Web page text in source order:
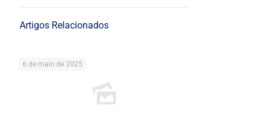
Artigos Relacionados
6 de maio de 2025